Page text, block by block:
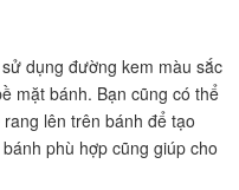
dụng đường kem màu sắc
mặt bánh. Bạn cũng có thể
lên trên bánh để tạo
phù hợp cũng giúp cho